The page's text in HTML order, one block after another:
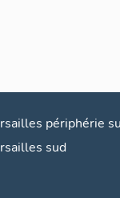
périphérie
sud